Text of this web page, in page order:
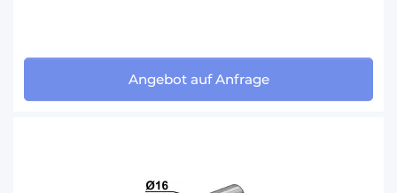
Angebot auf Anfrage